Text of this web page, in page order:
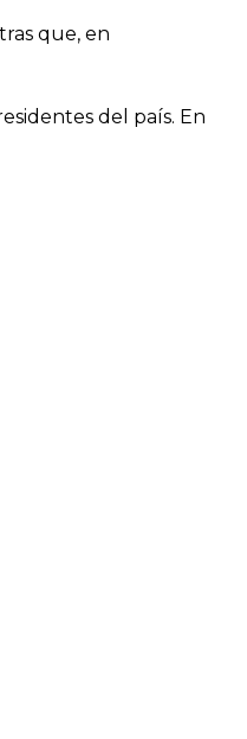
que, en
del país. En